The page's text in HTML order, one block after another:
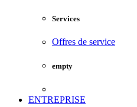
Services
Offres de service
empty
ENTREPRISE